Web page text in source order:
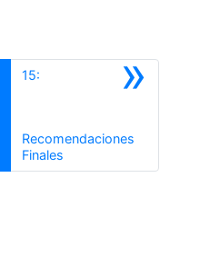
»
15:
Recomendaciones
FinalesSiguiente